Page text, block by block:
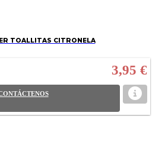
TOALLITAS CITRONELA
3,95 €